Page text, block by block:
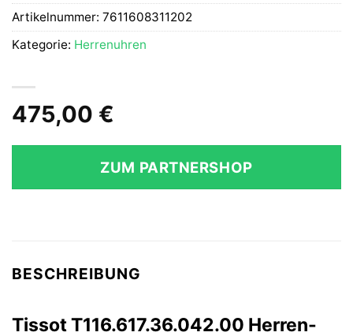
475,00 €
ZUM PARTNERSHOP
Artikelnummer: 7611608311202
Kategorie: Herrenuhren
BESCHREIBUNG
Tissot T116.617.36.042.00 Herren-